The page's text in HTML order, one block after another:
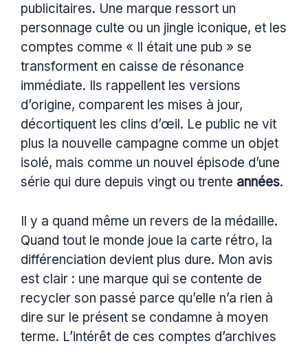
publicitaires. Une marque ressort un
personnage culte ou un jingle iconique, et les
comptes comme « Il était une pub » se
transforment en caisse de résonance
immédiate. Ils rappellent les versions
d’origine, comparent les mises à jour,
décortiquent les clins d’œil. Le public ne vit
plus la nouvelle campagne comme un objet
isolé, mais comme un nouvel épisode d’une
série qui dure depuis vingt ou trente années.
Il y a quand même un revers de la médaille.
Quand tout le monde joue la carte rétro, la
différenciation devient plus dure. Mon avis
est clair : une marque qui se contente de
recycler son passé parce qu’elle n’a rien à
dire sur le présent se condamne à moyen
terme. L’intérêt de ces comptes d’archives